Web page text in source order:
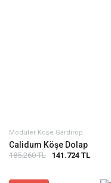
Modüler Köşe Gardırop
Calidum Köşe Dolap
185.260 TL 141.724 TL